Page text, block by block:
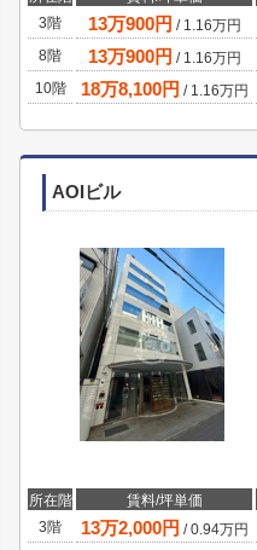
3階
13万900円 / 1.16万円
8階
13万900円 / 1.16万円
10階
18万8,100円 / 1.16万円
AOIビル
所在階 賃料/坪単価
3階
13万2,000円 /0.94万円